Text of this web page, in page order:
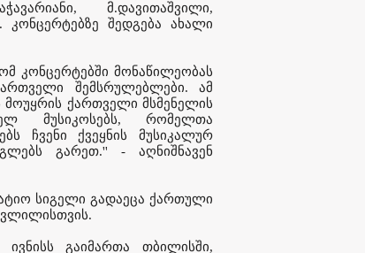
მ.დავითაშვილი,
კონცერტებზე შედგება ახალი
კონცერტებში მონაწილეობას
შემსრულებლები. ამ
ქართველი მსმენელის
მუსიკოსებს, რომელთა
ჩვენი ქვეყნის მუსიკალურ
გარეთ.'' - აღნიშნავენ
სიგელი გადაეცა ქართული
გაიმართა თბილისში,